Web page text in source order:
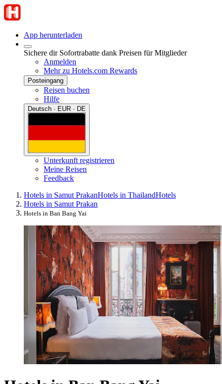
App herunterladen
Sichere dir Sofortrabatte dank Preisen für Mitglieder
Anmelden
Mehr zu Hotels.com Rewards
Posteingang
Reisen buchen
Hilfe
Deutsch · EUR · DE
Unterkunft registrieren
Meine Reisen
Feedback
Hotels in Samut PrakanHotels in ThailandHotels
Hotels in Samut Prakan
Hotels in Ban Bang Yai